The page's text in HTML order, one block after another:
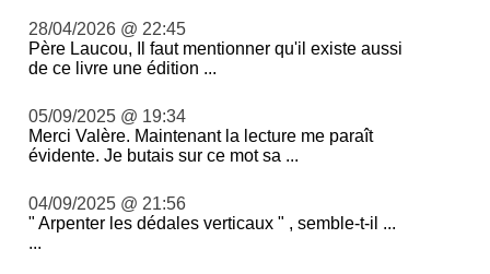
28/04/2026 @ 22:45
Père Laucou, Il faut mentionner qu'il existe aussi
de ce livre une édition ...
05/09/2025 @ 19:34
Merci Valère. Maintenant la lecture me paraît
évidente. Je butais sur ce mot sa ...
04/09/2025 @ 21:56
" Arpenter les dédales verticaux " , semble-t-il ...
...